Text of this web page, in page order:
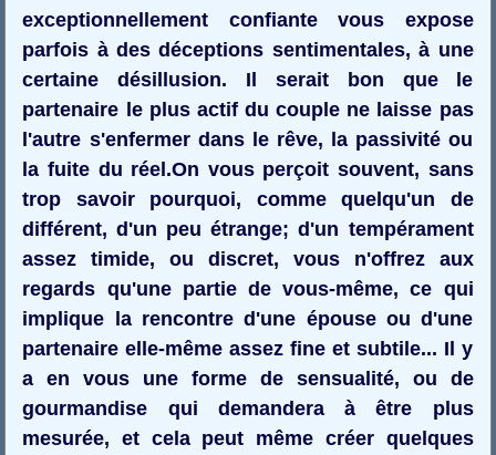
exceptionnellement confiante vous expose
parfois à des déceptions sentimentales, à une
certaine désillusion. Il serait bon que le
partenaire le plus actif du couple ne laisse pas
l'autre s'enfermer dans le rêve, la passivité ou
la fuite du réel.On vous perçoit souvent, sans
trop savoir pourquoi, comme quelqu'un de
différent, d'un peu étrange; d'un tempérament
assez timide, ou discret, vous n'offrez aux
regards qu'une partie de vous-même, ce qui
implique la rencontre d'une épouse ou d'une
partenaire elle-même assez fine et subtile... Il y
a en vous une forme de sensualité, ou de
gourmandise qui demandera à être plus
mesurée, et cela peut même créer quelques